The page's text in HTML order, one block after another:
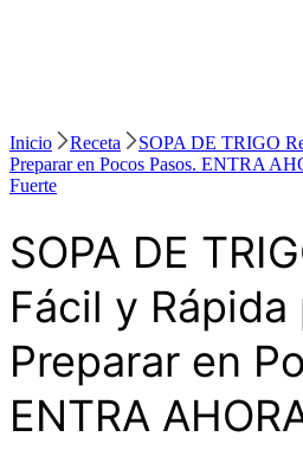
Inicio Receta
SOPA DE TRIGO
Preparar en Pocos Pasos. ENTRA
Fuerte
SOPA DE
Fácil y Rápida
Preparar en
ENTRA